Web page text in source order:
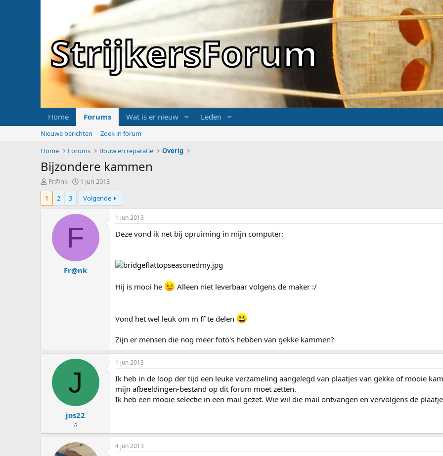
StrijkersForum
Home Forums Wat is er nieuw Leden
Nieuwe berichten
Zoek in forum
Home
Forums Bouw en reparatie Overig
Bijzondere kammen
T
o
i
Fr@nk
S
t
r
t
m
1 jun 2013
1
2 3 Volgende
F
Fr@nk
1 jun 2013
Deze vond ik net bij opruiming in mijn computer:
Hij is mooi he Alleen niet leverbaar volgens de maker :/
Vond het wel leuk om m ff te delen
Zijn er mensen die nog meer foto's hebben van gekke kammen?
J
jos22
♫
1 jun 2013
Ik heb in de loop der tijd een leuke verzameling aangelegd van plaatjes van gekke of mooie
mijn afbeeldingen-bestand op dit forum moet zetten.
Ik heb een mooie selectie in een mail gezet. Wie wil die mail ontvangen en vervolgens de
4 jun 2013